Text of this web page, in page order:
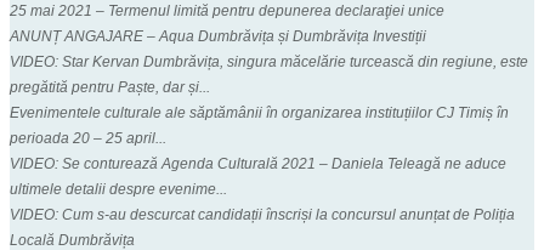
25 mai 2021 – Termenul limită pentru depunerea declaraţiei unice
ANUNȚ ANGAJARE – Aqua Dumbrăvița și Dumbrăvița Investiții
VIDEO: Star Kervan Dumbrăvița, singura măcelărie turcească din regiune, este
pregătită pentru Paște, dar și...
Evenimentele culturale ale săptămânii în organizarea instituțiilor CJ Timiș în
perioada 20 – 25 april...
VIDEO: Se conturează Agenda Culturală 2021 – Daniela Teleagă ne aduce
ultimele detalii despre evenime...
VIDEO: Cum s-au descurcat candidații înscriși la concursul anunțat de Poliția
Locală Dumbrăvița